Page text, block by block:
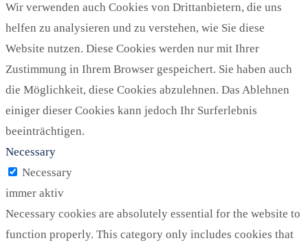
Wir verwenden auch Cookies von Drittanbietern, die uns
helfen zu analysieren und zu verstehen, wie Sie diese
Website nutzen. Diese Cookies werden nur mit Ihrer
Zustimmung in Ihrem Browser gespeichert. Sie haben auch
die Möglichkeit, diese Cookies abzulehnen. Das Ablehnen
einiger dieser Cookies kann jedoch Ihr Surferlebnis
beeinträchtigen.
Necessary
Necessary
immer aktiv
Necessary cookies are absolutely essential for the website to
function properly. This category only includes cookies that